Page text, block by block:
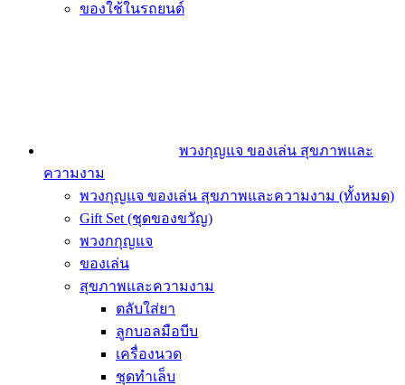
ของใช้ในรถยนต์
พวงกุญแจ ของเล่น สุขภาพและ
ความงาม
พวงกุญแจ ของเล่น สุขภาพและความงาม (ทั้งหมด)
Gift Set (ชุดของขวัญ)
พวงกกุญแจ
ของเล่น
สุขภาพและความงาม
ตลับใส่ยา
ลูกบอลมือบีบ
เครื่องนวด
ชุดทำเล็บ